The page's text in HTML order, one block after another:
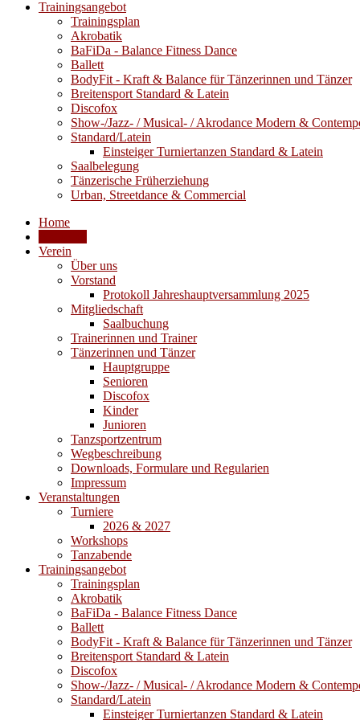
Trainingsangebot
Trainingsplan
Akrobatik
BaFiDa - Balance Fitness Dance
Ballett
BodyFit - Kraft & Balance für Tänzerinnen und Tänzer
Breitensport Standard & Latein
Discofox
Show-/Jazz- / Musical- / Akrodance Modern &
Standard/Latein
Einsteiger Turniertanzen Standard & Latein
Saalbelegung
Tänzerische Früherziehung
Urban, Streetdance & Commercial
Home
Verein
Über uns
Vorstand
Protokoll Jahreshauptversammlung 2025
Mitgliedschaft
Saalbuchung
Trainerinnen und Trainer
Tänzerinnen und Tänzer
Hauptgruppe
Senioren
Discofox
Kinder
Junioren
Tanzsportzentrum
Wegbeschreibung
Downloads, Formulare und Regularien
Impressum
Veranstaltungen
Turniere
2026 & 2027
Workshops
Tanzabende
Trainingsangebot
Trainingsplan
Akrobatik
BaFiDa - Balance Fitness Dance
Ballett
BodyFit - Kraft & Balance für Tänzerinnen und Tänzer
Breitensport Standard & Latein
Discofox
Show-/Jazz- / Musical- / Akrodance Modern &
Standard/Latein
Einsteiger Turniertanzen Standard & Latein